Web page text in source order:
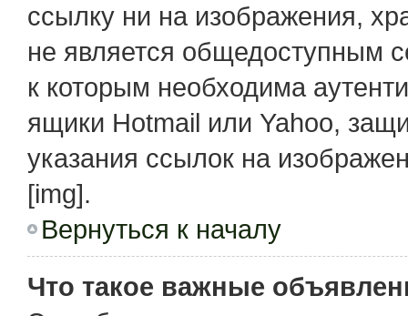
ссылку ни на изображения,
не является общедоступным
к которым необходима
ящики Hotmail или Yahoo,
указания ссылок на
[img].
Вернуться к началу
Что такое важные